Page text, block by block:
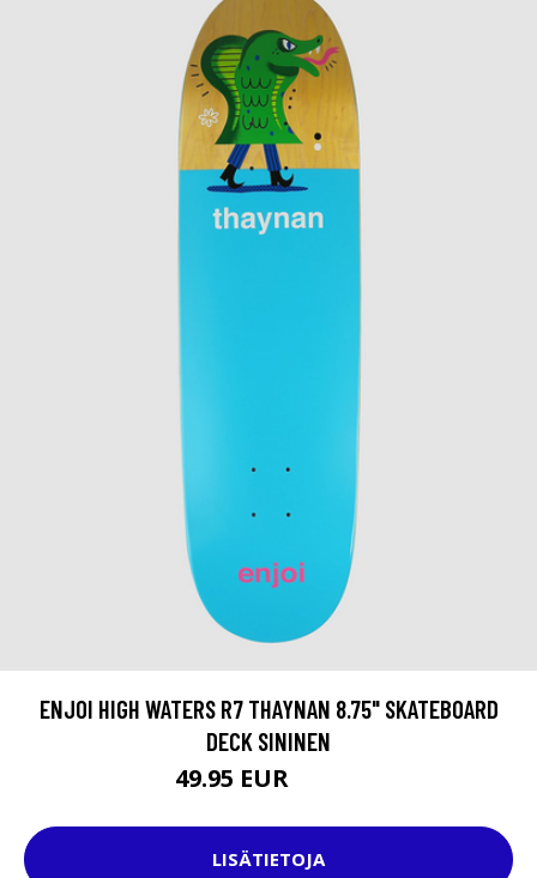
ENJOI HIGH WATERS R7 THAYNAN 8.75" SKATEBOARD
DECK SININEN
49.95 EUR
LISÄTIETOJA